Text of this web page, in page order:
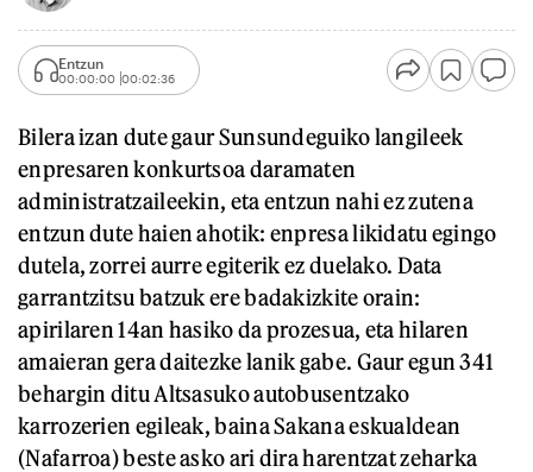
Entzun
00:00:00 00:02:36
Bilera izan dute gaur Sunsundeguiko langileek
enpresaren konkurtsoa daramaten
administratzaileekin, eta entzun nahi ez zutena
entzun dute haien ahotik: enpresa likidatu egingo
dutela, zorrei aurre egiterik ez duelako. Data
garrantzitsu batzuk ere badakizkite orain:
apirilaren 14an hasiko da prozesua, eta hilaren
amaieran gera daitezke lanik gabe. Gaur egun 341
behargin ditu Altsasuko autobusentzako
karrozerien egileak, baina Sakana eskualdean
(Nafarroa) beste asko ari dira harentzat zeharka